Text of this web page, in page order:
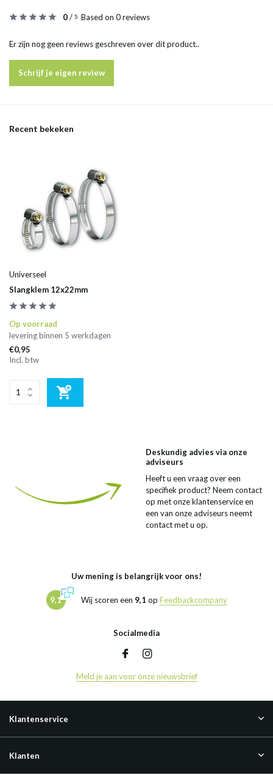
0/ 5 Based on 0 reviews
Er zijn nog geen reviews geschreven over dit product..
Schrijf je eigen review
Recent bekeken
Universeel
Slangklem 12x22mm
Op voorraad
levering binnen 5 werkdagen
€0,95
Incl. btw
Deskundig advies via onze
adviseurs
Heeft u een vraag over een
specifiek product? Neem contact
op met onze klantenservice en
een van onze adviseurs neemt
contact met u op.
Uw mening is belangrijk voor ons!
9,1 Wij scoren een 9,1 op Feedbackcompany
Socialmedia
Meld je aan voor onze nieuwsbrief
Klantenservice
Klanten